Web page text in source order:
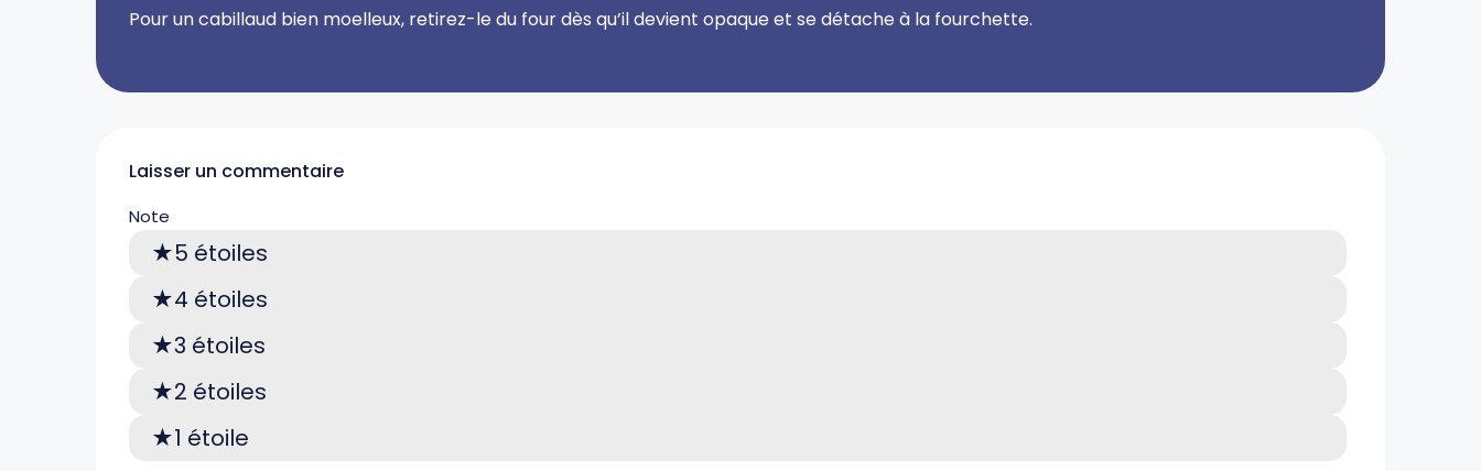
Pour un cabillaud bien moelleux, retirez-le du four dès qu’il devient opaque et se détache à la fourchette.
Laisser un commentaire
Note
5 étoiles
4 étoiles
3 étoiles
2 étoiles
1 étoile